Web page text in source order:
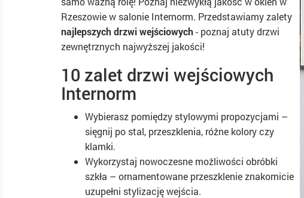
Rzeszowiew salonie Internorm. Przedstawiamy zalety
najlepszych drzwi wejściowych- poznaj atuty drzwi
zewnętrznych najwyższej jakości!
10 zalet drzwi wejściowych
Internorm
Wybierasz pomiędzy stylowymi propozycjami –
sięgnij po stal, przeszklenia, różne kolory czy
klamki.
Wykorzystaj nowoczesne możliwości obróbki
szkła – ornamentowane przeszklenie znakomicie
uzupełni stylizację wejścia.